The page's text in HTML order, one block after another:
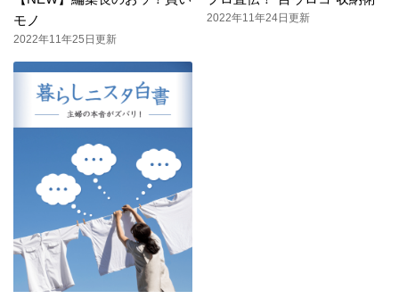
モノ
2022年11年25日更新
2022年11年24日更新